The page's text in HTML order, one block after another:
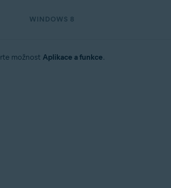
1 s aktualizací Convenient Rollup Update, 32/64bitový
WINDOWS 8
možnost Aplikace a funkce.